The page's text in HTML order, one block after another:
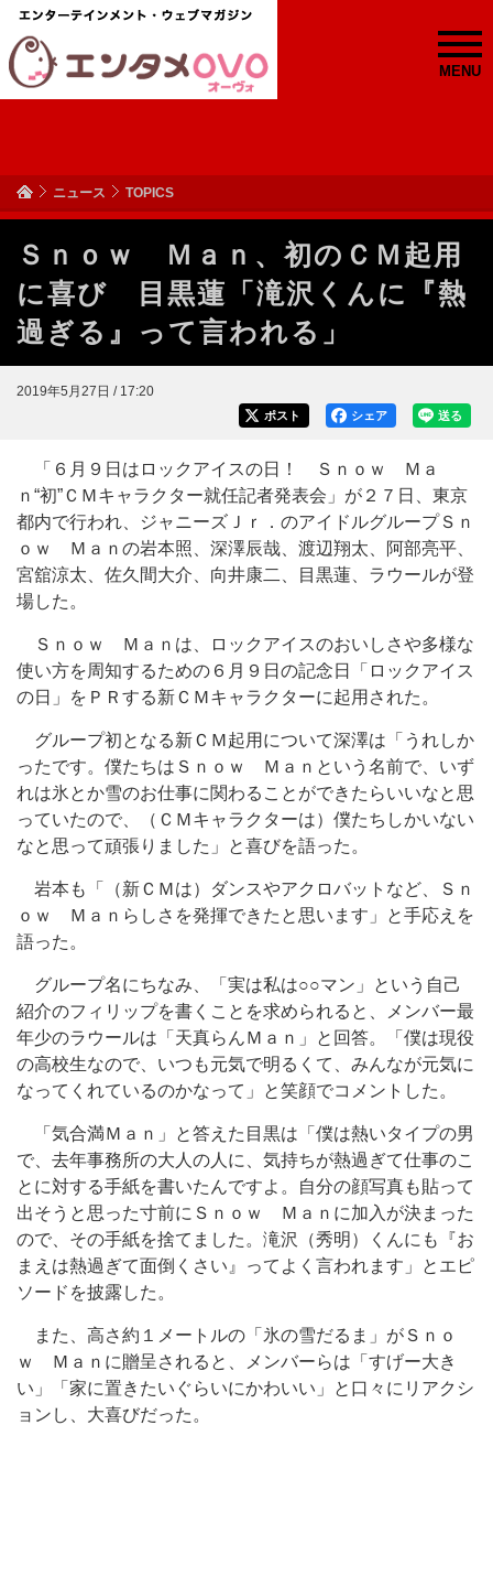
MENU
ニュース TOPICS
Ｓｎｏｗ Ｍａｎ、初のＣＭ起用
に喜び 目黒蓮「滝沢くんに『熱
過ぎる』って言われる」
2019年5月27日 / 17:20
送る
シェア
ポスト
「６月９日はロックアイスの日！ Ｓｎｏｗ Ｍａ
ｎ“初”ＣＭキャラクター就任記者発表会」が２７日、東京
都内で行われ、ジャニーズＪｒ．のアイドルグループＳｎ
ｏｗ Ｍａｎの岩本照、深澤辰哉、渡辺翔太、阿部亮平、
宮舘涼太、佐久間大介、向井康二、目黒蓮、ラウールが登
場した。
Ｓｎｏｗ Ｍａｎは、ロックアイスのおいしさや多様な
使い方を周知するための６月９日の記念日「ロックアイス
の日」をＰＲする新ＣＭキャラクターに起用された。
グループ初となる新ＣＭ起用について深澤は「うれしか
ったです。僕たちはＳｎｏｗ Ｍａｎという名前で、いず
れは氷とか雪のお仕事に関わることができたらいいなと思
っていたので、（ＣＭキャラクターは）僕たちしかいない
なと思って頑張りました」と喜びを語った。
岩本も「（新ＣＭは）ダンスやアクロバットなど、Ｓｎ
ｏｗ Ｍａｎらしさを発揮できたと思います」と手応えを
語った。
グループ名にちなみ、「実は私は○○マン」という自己
紹介のフィリップを書くことを求められると、メンバー最
年少のラウールは「天真らんＭａｎ」と回答。「僕は現役
の高校生なので、いつも元気で明るくて、みんなが元気に
なってくれているのかなって」と笑顔でコメントした。
「気合満Ｍａｎ」と答えた目黒は「僕は熱いタイプの男
で、去年事務所の大人の人に、気持ちが熱過ぎて仕事のこ
とに対する手紙を書いたんですよ。自分の顔写真も貼って
出そうと思った寸前にＳｎｏｗ Ｍａｎに加入が決まった
ので、その手紙を捨てました。滝沢（秀明）くんにも『お
まえは熱過ぎて面倒くさい』ってよく言われます」とエピ
ソードを披露した。
また、高さ約１メートルの「氷の雪だるま」がＳｎｏ
ｗ Ｍａｎに贈呈されると、メンバーらは「すげー大き
い」「家に置きたいぐらいにかわいい」と口々にリアクシ
ョンし、大喜びだった。